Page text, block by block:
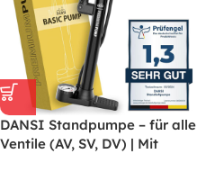
DANSI Standpumpe – für alle
Ventile (AV, SV, DV) | Mit